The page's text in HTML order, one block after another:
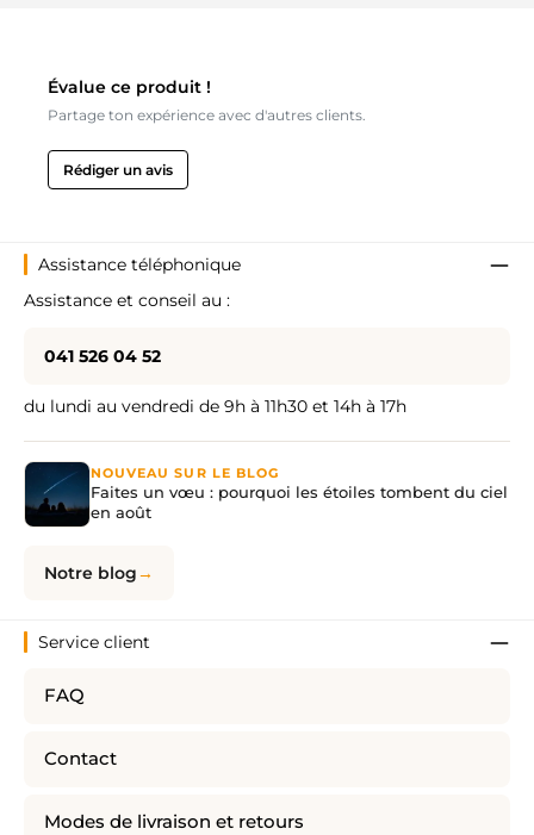
Évalue ce produit !
Partage ton expérience avec d'autres clients.
Rédiger un avis
Assistance téléphonique
Assistance et conseil au :
041 526 04 52
du lundi au vendredi de 9h à 11h30 et 14h à 17h
NOUVEAU SUR LE BLOG
Faites un vœu : pourquoi les étoiles tombent du ciel
en août
Notre blog
Service client
FAQ
Contact
Modes de livraison et retours